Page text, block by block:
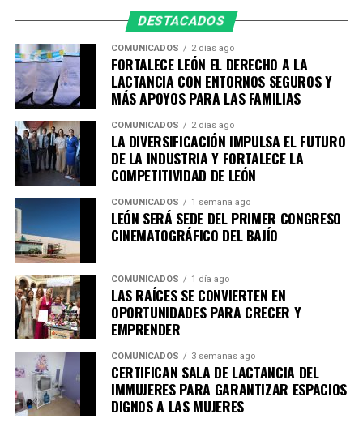
salvaguardar la vida de las personas y fortalecer la
seguridad en las vialidades.
Asimismo, agradece a la ciudadanía por reportar este
tipo de conductas a través de las redes sociales y los
canales de emergencia 9-1-1, ya que su participación es
fundamental para construir un León más seguro para
todas y todos.
DESTACADOS
COMUNICADOS 2 días ago
FORTALECE LEÓN EL DERECHO A LA
LACTANCIA CON ENTORNOS SEGUROS Y
MÁS APOYOS PARA LAS FAMILIAS
COMUNICADOS 2 días ago
LA DIVERSIFICACIÓN IMPULSA EL FUTURO
DE LA INDUSTRIA Y FORTALECE LA
COMPETITIVIDAD DE LEÓN
COMUNICADOS 1 semana ago
LEÓN SERÁ SEDE DEL PRIMER CONGRESO
CINEMATOGRÁFICO DEL BAJÍO
COMUNICADOS 1 día ago
LAS RAÍCES SE CONVIERTEN EN
OPORTUNIDADES PARA CRECER Y
EMPRENDER
COMUNICADOS 3 semanas ago
CERTIFICAN SALA DE LACTANCIA DEL
IMMUJERES PARA GARANTIZAR ESPACIOS
DIGNOS A LAS MUJERES